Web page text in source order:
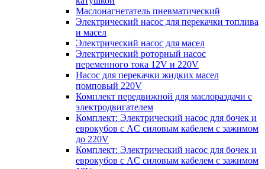
Маслонагнетатель пневматический
Электрический насос для перекачки топлива
и масел
Электрический насос для масел
Электрический роторный насос
переменного тока 12V и 220V
Насос для перекачки жидких масел
помповый 220V
Комплект передвижной для маслораздачи с
электродвигателем
Комплект: Электрический насос для бочек и
еврокубов с AC силовым кабелем с зажимом
до 220V
Комплект: Электрический насос для бочек и
еврокубов с AC силовым кабелем с зажимом